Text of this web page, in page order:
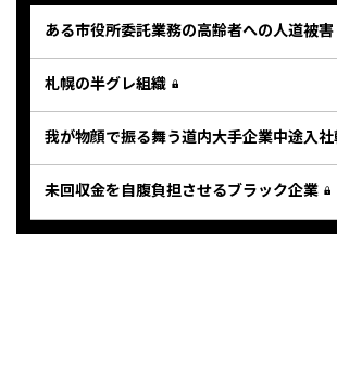
ある市役所委託業務の高齢者への人道被害
札幌の半グレ組織
我が物顔で振る舞う道内大手企業中途入
未回収金を自腹負担させるブラック企業